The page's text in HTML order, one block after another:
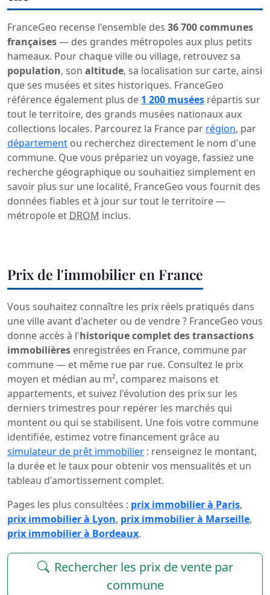
FranceGeo recense l'ensemble des 36 700 communes
françaises— des grandes métropoles aux plus petits
hameaux. Pour chaque ville ou village, retrouvez sa
population, son altitude, sa localisation sur carte, ainsi
que ses musées et sites historiques. FranceGeo
référence également plus de 1 200 musées répartis sur
tout le territoire, des grands musées nationaux aux
collections locales. Parcourez la France par région, par
département ou recherchez directement le nom d'une
commune. Que vous prépariez un voyage, fassiez une
recherche géographique ou souhaitiez simplement en
savoir plus sur une localité, FranceGeo vous fournit des
données fiables et à jour sur tout le territoire —
métropole et DROM inclus.
Prix de l'immobilier en France
Vous souhaitez connaître les prix réels pratiqués dans
une ville avant d'acheter ou de vendre ? FranceGeo vous
donne accès à l'historique complet des transactions
immobilières enregistrées en France, commune par
commune — et même rue par rue. Consultez le prix
moyen et médian au m², comparez maisons et
appartements, et suivez l'évolution des prix sur les
derniers trimestres pour repérer les marchés qui
montent ou qui se stabilisent. Une fois votre commune
identifiée, estimez votre financement grâce au
simulateur de prêt immobilier : renseignez le montant,
la durée et le taux pour obtenir vos mensualités et un
tableau d'amortissement complet.
Pages les plus consultées : prix immobilier à Paris,
prix immobilier à Lyon, prix immobilier à Marseille,
prix immobilier à Bordeaux.
Rechercher les prix de vente par
commune